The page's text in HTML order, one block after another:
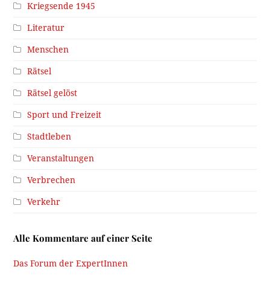
Kriegsende 1945
Literatur
Menschen
Rätsel
Rätsel gelöst
Sport und Freizeit
Stadtleben
Veranstaltungen
Verbrechen
Verkehr
Alle Kommentare auf einer Seite
Das Forum der ExpertInnen